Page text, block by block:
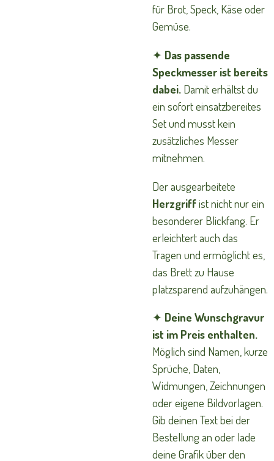
für Brot, Speck, Käse oder
Gemüse.
✦ Das passende
Speckmesser ist bereits
dabei. Damit erhältst du
ein sofort einsatzbereites
Set und musst kein
zusätzliches Messer
mitnehmen.
Der ausgearbeitete
Herzgriffist nicht nur ein
besonderer Blickfang. Er
erleichtert auch das
Tragen und ermöglicht es,
das Brett zu Hause
platzsparend aufzuhängen.
✦ Deine Wunschgravur
ist im Preis enthalten.
Möglich sind Namen, kurze
Sprüche, Daten,
Widmungen, Zeichnungen
oder eigene Bildvorlagen.
Gib deinen Text bei der
Bestellung an oder lade
deine Grafik über den